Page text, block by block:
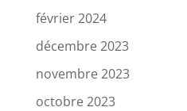
février 2024
décembre 2023
novembre 2023
octobre 2023